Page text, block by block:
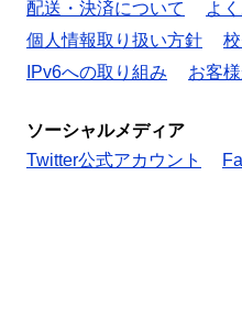
配送・決済について
よ
個人情報取り扱い方針
IPv6への取り組み
お客
ソーシャルメディア
Twitter公式アカウント